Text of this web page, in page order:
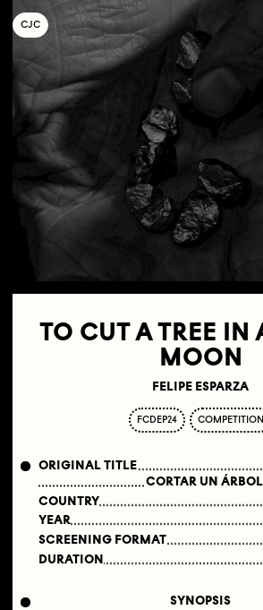
COLLECTIF
JEUNE
C INÉMA
TO CUT A TREE IN
MOON
FELIPE ESPARZA
FCDEP24 COMPETITION
ORIGINAL TITLE
CORTAR UN
COUNTRY
YEAR
SCREENING FORMAT
DURATION
SYNOPSIS